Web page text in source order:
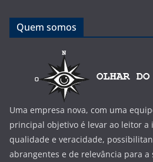
Quem somos
Uma empresa nova, com uma
principal objetivo é levar ao leitor a
qualidade e veracidade,
abrangentes e de relevância para